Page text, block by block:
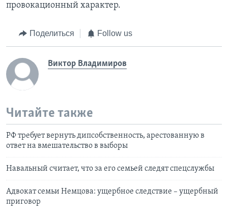
провокационный характер.
Поделиться Follow us
Виктор Владимиров
Читайте также
РФ требует вернуть дипсобственность, арестованную в
ответ на вмешательство в выборы
Навальный считает, что за его семьей следят спецслужбы
Адвокат семьи Немцова: ущербное следствие – ущербный
приговор